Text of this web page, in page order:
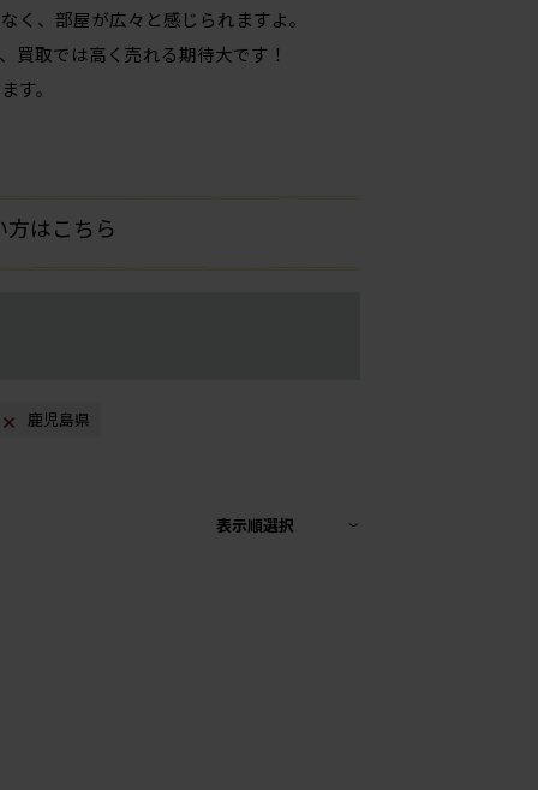
く、部屋が広々と感じられますよ。
買取では高く売れる期待大です！
す。
はこちら
鹿児島県
表示順選択